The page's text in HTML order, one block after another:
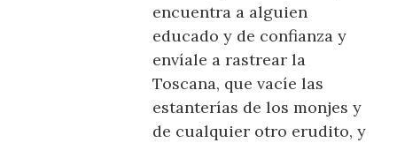
encuentra a alguien
educado y de confianza y
envíale a rastrear la
Toscana, que vacíe las
estanterías de los monjes y
de cualquier otro erudito, y